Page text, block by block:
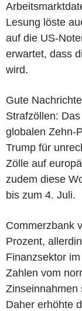
Lesung löste
auf die US-
erwartet, dass
wird.
Gute
Strafzöllen:
globalen Zehn-
Trump für
Zölle auf
zudem diese
bis zum 4. Juli.
Commerzbank
Prozent,
Finanzsektor
Zahlen vom
Zinseinnahmen
Daher erhöhte